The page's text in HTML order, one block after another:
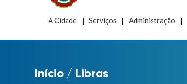
A Cidade Serviços Administração
Início / Libras